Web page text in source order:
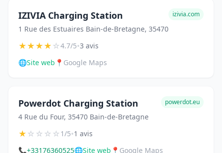
IZIVIA Charging Station
1 Rue des Estuaires Bain-de-Bretagne, 35470
izivia.com
★★★★☆4.7/5•3 avis
🌐Site web 📍 Google Maps
Powerdot Charging Station
4 Rue du Four, 35470 Bain-de-Bretagne
powerdot.eu
★☆☆☆☆1/5•1 avis
📞+33176360525🌐Site web 📍 Google Maps